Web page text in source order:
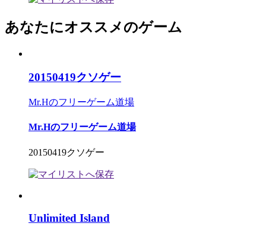
あなたにオススメのゲーム
20150419クソゲー
Mr.Hのフリーゲーム道場
Mr.Hのフリーゲーム道場
20150419クソゲー
Unlimited Island